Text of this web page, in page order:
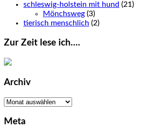
schleswig-holstein mit hund (21)
Mönchsweg (3)
tierisch menschlich (2)
Zur Zeit lese ich….
Archiv
Archiv
Meta